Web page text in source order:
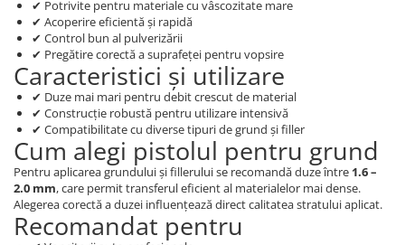
✔ Potrivite pentru materiale cu vâscozitate mare
✔ Acoperire eficientă și rapidă
✔ Control bun al pulverizării
✔ Pregătire corectă a suprafeței pentru vopsire
Caracteristici și utilizare
✔ Duze mai mari pentru debit crescut de material
✔ Construcție robustă pentru utilizare intensivă
✔ Compatibilitate cu diverse tipuri de grund și filler
Cum alegi pistolul pentru grund
Pentru aplicarea grundului și fillerului se recomandă duze între 1.6 –
2.0 mm, care permit transferul eficient al materialelor mai dense.
Alegerea corectă a duzei influențează direct calitatea stratului aplicat.
Recomandat pentru